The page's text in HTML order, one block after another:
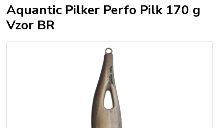
Aquantic Pilker Perfo Pilk 170 g
Vzor BR